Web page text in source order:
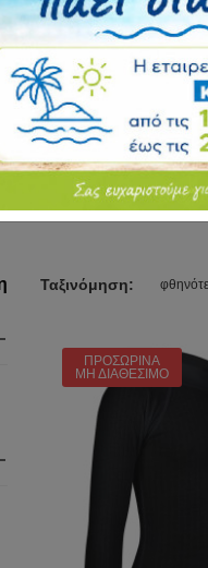
εσώρουχαγια μην σας
ανδρικά, γυναικεία αλλά
και άλλων γνωστών
Ταξινόμηση:
ΠΡΟΣΩΡΙΝΆ
ΜΗ ΔΙΑΘΈΣΙΜΟ